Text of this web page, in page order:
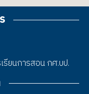
รียนการสอน กศ.บป.